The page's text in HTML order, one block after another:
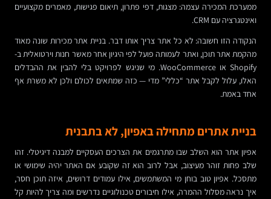
ממערכת המכירה עצמה: מצגות, דפי פתרון, תיאום פגישות, מאמרים מקצועיים
ואינטגרציה עם CRM.
הנקודה הזו חשובה: לא כל אתר צריך אותו דבר. בניית אתר מכירות שונה מאוד
מהקמת אתר תוכן, ואתר לעמותה פועל לפי היגיון אחר מאשר חנות וירטואלית ב-
Shopify או WooCommerce. מי שניגש לפרויקט בלי להבין את ההבדלים
האלו, עלול לקבל אתר “כללי” מדי — כזה שמתאים לכולם ולכן לא משרת אף
אחד באמת.
בניית אתרים מתחילה באפיון, לא בתבנית
אפיון אתר הוא השלב שבו מתרגמים את הצרכים העסקיים למבנה דיגיטלי. זהו
שלב פחות זוהר מעיצוב, אבל לרוב הוא זה שקובע אם האתר יהיה שימושי או
מתסכל. אפיון טוב בוחן מי המשתמשים, אילו עמודים דרושים, איזה תוכן חסר,
איך נראה מסלול ההמרה, אילו חיבורים טכנולוגיים נדרשים ומה צריך להיות קל